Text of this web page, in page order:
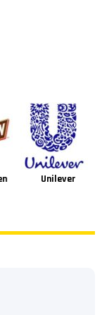
Unilever